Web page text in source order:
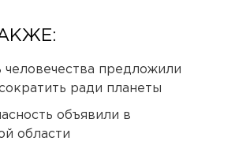
человечества предложили
ради планеты
объявили в
области